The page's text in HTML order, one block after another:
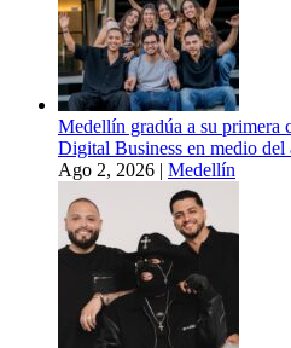
Medellín gradúa a su primera
Digital Business en medio
Ago 2, 2026 | Medellín